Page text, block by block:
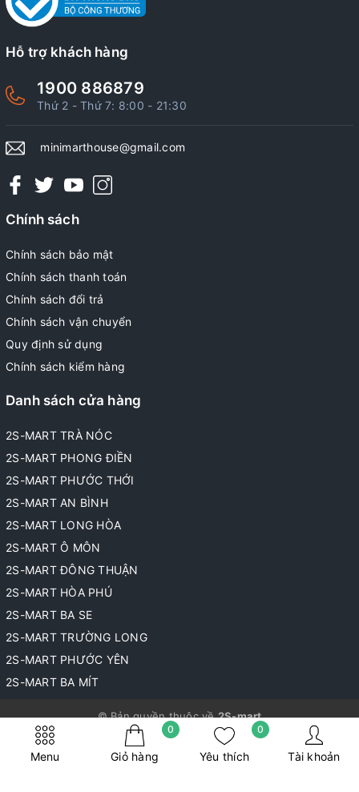
Menu Giỏ hàng
0
Yêu thích
0
Tài khoản
Hỗ trợ khách hàng
1900 886879
Thứ 2 - Thứ 7: 8:00 - 21:30
minimarthouse@gmail.com
Chính sách
Chính sách bảo mật
Chính sách thanh toán
Chính sách đổi trả
Chính sách vận chuyển
Quy định sử dụng
Chính sách kiểm hàng
Danh sách cửa hàng
2S-MART TRÀ NÓC
2S-MART PHONG ĐIỀN
2S-MART PHƯỚC THỚI
2S-MART AN BÌNH
2S-MART LONG HÒA
2S-MART Ô MÔN
2S-MART ĐÔNG THUẬN
2S-MART HÒA PHÚ
2S-MART BA SE
2S-MART TRƯỜNG LONG
2S-MART PHƯỚC YÊN
2S-MART BA MÍT
© Bản quyền thuộc về2S-mart
Cung cấp bởi
Sapo